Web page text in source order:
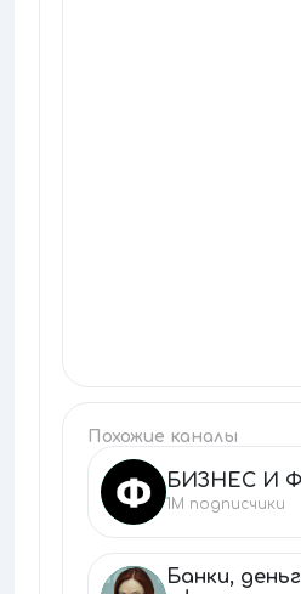
Похожие каналы
БИ БИЗНЕС И
1M подписчики
Банки,